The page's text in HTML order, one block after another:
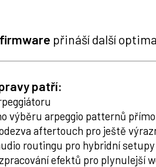
přináší další
patří:
výběru arpeggio patternů
aftertouch pro ještě
routingu pro hybridní setupy
efektů pro plynulejší